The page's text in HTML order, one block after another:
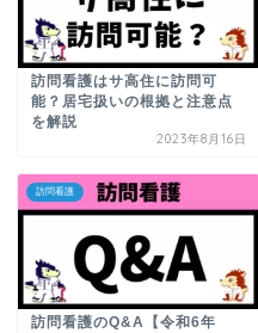
訪問看護はサ高住に訪問可
能？居宅扱いの根拠と注意点
を解説
2023年8月16日
訪問看護
訪問看護のQ&A【令和6年